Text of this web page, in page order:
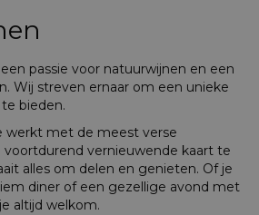
passie voor natuurwijnen en een
Wij streven ernaar om een unieke
bieden.
werkt met de meest verse
vernieuwende kaart te
alles om delen en genieten. Of je
diner of een gezellige avond met
altijd welkom.